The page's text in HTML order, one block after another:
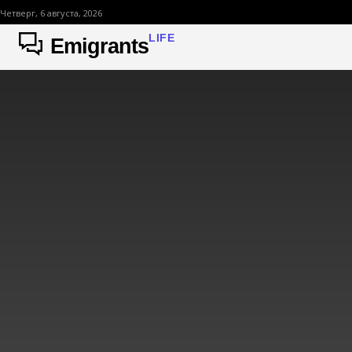
Четверг, 6 августа, 2026
EmigrantsLIFE